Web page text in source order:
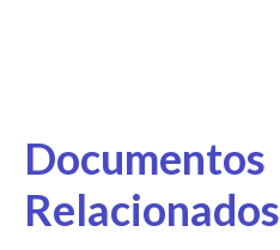
Documentos
Relacionados